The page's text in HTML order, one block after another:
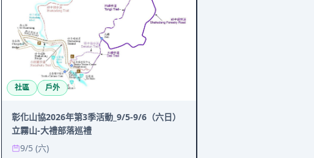
社區 戶外
彰化山協2026年第3季活動_9/5-9/6（六日）
立霧山-大禮部落巡禮
9/5 (六)